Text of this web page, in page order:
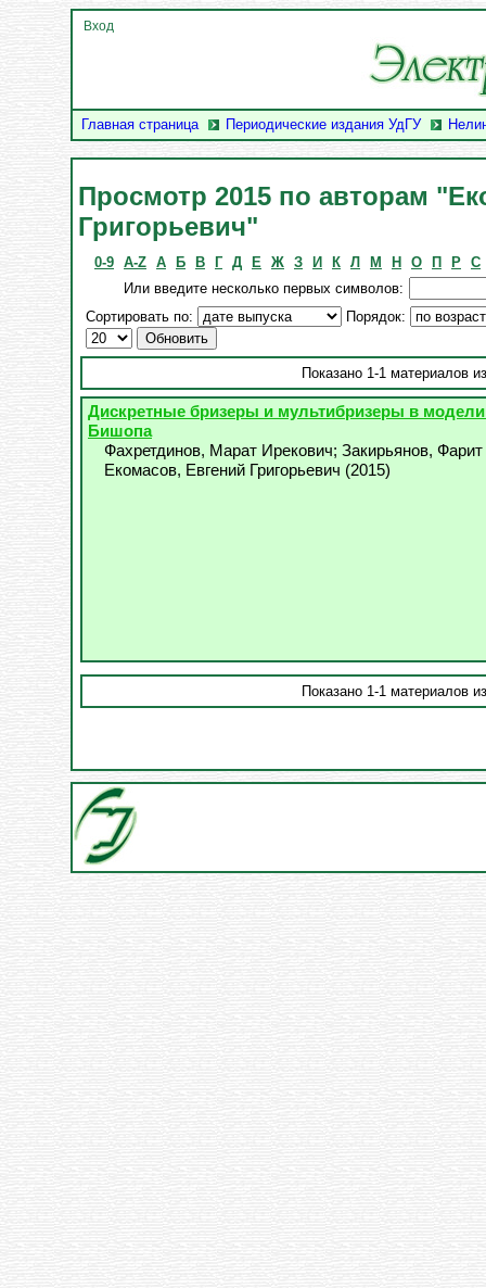
Главная страница Периодические издания УдГУ
Вход
Просмотр 2015 по авторам
Григорьевич"
0-9 A-Z А Б В Г Д Е Ж З И К Л М Н О П Р С
Или введите несколько первых символов:
Сортировать по:
Порядок:
Показано 1-1 материалов
Дискретные бризеры и мультибризеры в
Бишопа
Фахретдинов, Марат Ирекович; Закирьянов,
Екомасов, Евгений Григорьевич (2015)
Показано 1-1 материалов